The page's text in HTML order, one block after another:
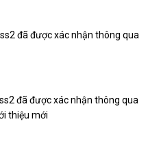
đã được xác nhận thông qua
thiệu mới